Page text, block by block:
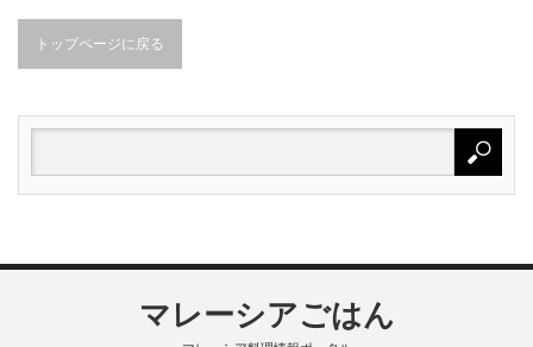
トップページに戻る
マレーシアごはん